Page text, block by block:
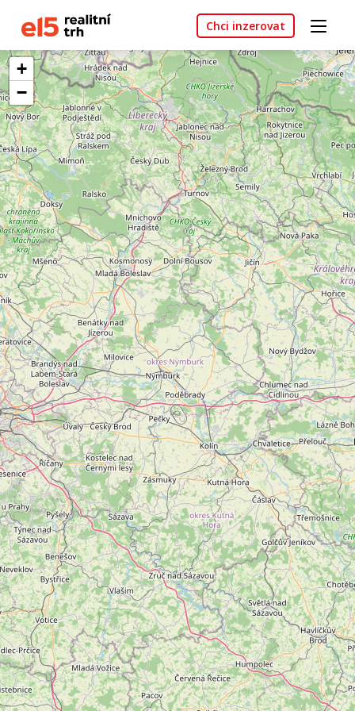
Chci inzerovat
+
−